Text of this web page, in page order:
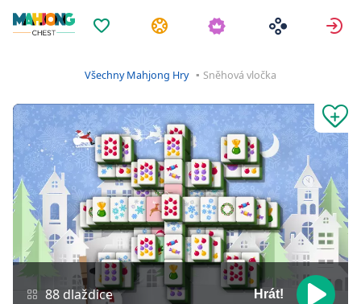
Oblíbené Úkoly
Všechny Mahjong Hry Sněhová vločka
88 dlaždice Hrát!